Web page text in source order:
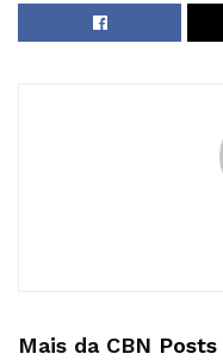
Mais da CBN Posts